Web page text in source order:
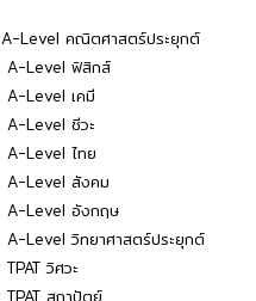
A-Level คณิตศาสตร์ประยุกต์
A-Level ฟิสิกส์
A-Level เคมี
A-Level ชีวะ
A-Level ไทย
A-Level สังคม
A-Level อังกฤษ
A-Level วิทยาศาสตร์ประยุกต์
TPAT วิศวะ
TPAT สถาปัตย์